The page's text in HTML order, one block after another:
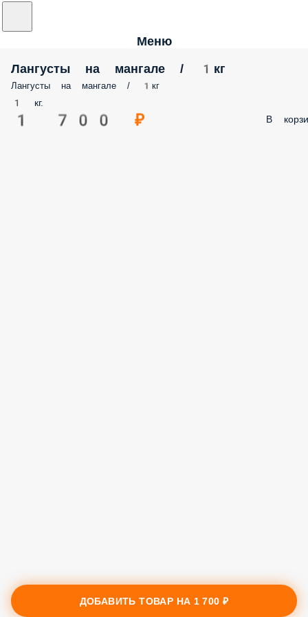
Меню
Лангусты на мангале / 1кг
Лангусты на мангале / 1кг
1 кг.
1 700 ₽ В
ДОБАВИТЬ ТОВАР НА 1 700 ₽